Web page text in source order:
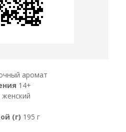
аромат
14+
женский
(г) 195 г